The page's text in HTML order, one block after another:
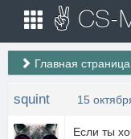
Главная страница
squint 15
Если ты